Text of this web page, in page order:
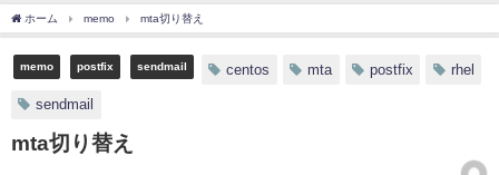
ホーム memo mta切り替え
memo postfix sendmail centos mta postfix rhel
sendmail
mta切り替え